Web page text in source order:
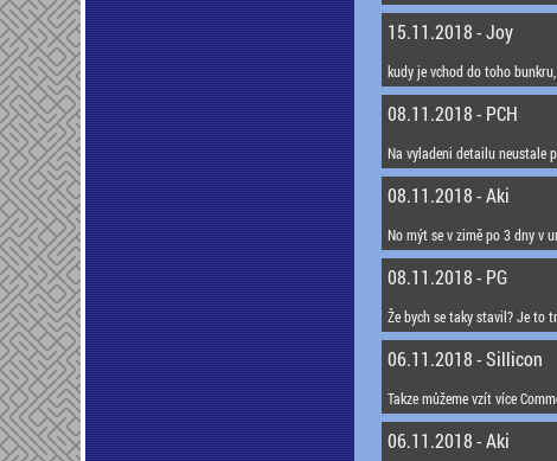
15.11.2018 - Joy
kudy je vchod do toho
08.11.2018 - PCH
Na vyladeni detailu neustale
08.11.2018 - Aki
No mýt se v zimě po 3 dny v
08.11.2018 - PG
Že bych se taky stavil? Je to
06.11.2018 - Sillicon
Takze můžeme vzít více
06.11.2018 - Aki